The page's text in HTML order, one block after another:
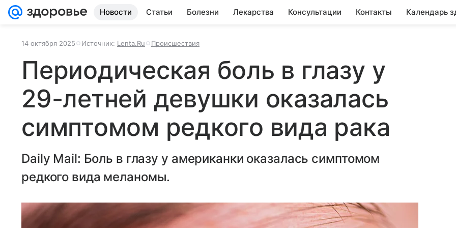
Новости Статьи Болезни Лекарства Консультации Контакты Календарь
14 октября 2025 Источник: Lenta.Ru Происшествия
Периодическая боль в глазу у
29-летней девушки оказалась
симптомом редкого вида рака
Daily Mail: Боль в глазу у американки оказалась симптомом
редкого вида меланомы.